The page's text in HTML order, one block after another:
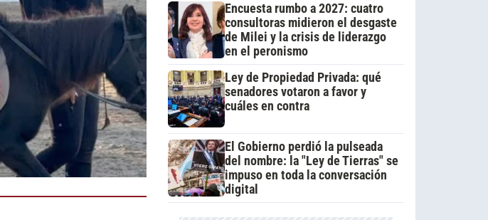
Encuesta rumbo a 2027: cuatro
consultoras midieron el desgaste
de Milei y la crisis de liderazgo
en el peronismo
Ley de Propiedad Privada: qué
senadores votaron a favor y
cuáles en contra
El Gobierno perdió la pulseada
del nombre: la "Ley de Tierras" se
impuso en toda la conversación
digital